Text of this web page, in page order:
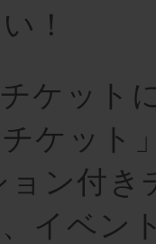
！
ケット
ケット
ョン付き
イベン